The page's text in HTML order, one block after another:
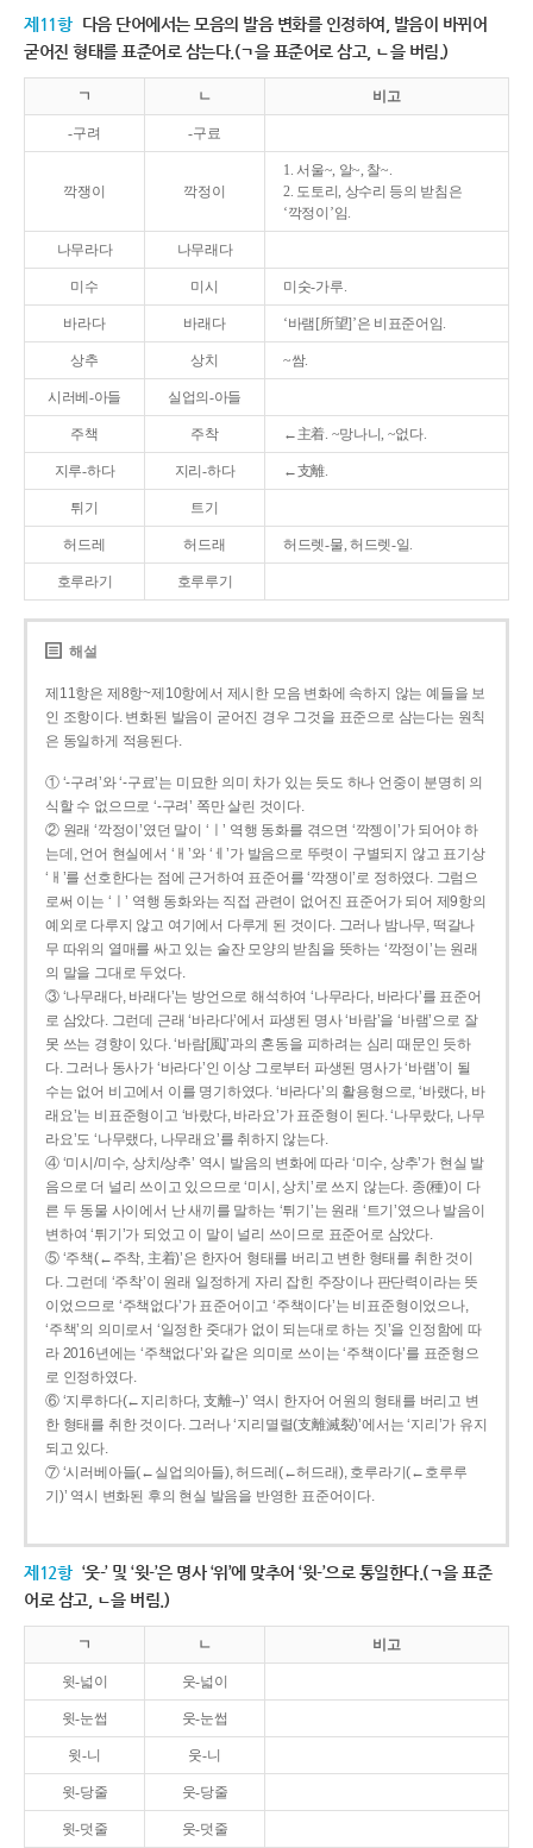
제11항 다음 단어에서는 모음의 발음 변화를 인정하여, 발음이 바뀌어
굳어진 형태를 표준어로 삼는다.(ㄱ을 표준어로 삼고, ㄴ을 버림.)
ㄱ ㄴ 비고
-구려 -구료
깍쟁이 깍정이
1. 서울~, 알~, 찰~.
2. 도토리, 상수리 등의 받침은
‘깍정이’임.
나무라다 나무래다
미수 미시 미숫-가루.
바라다 바래다 ‘바램[所望]’은 비표준어임.
상추 상치 ~쌈.
시러베-아들 실업의-아들
주책 주착 ←主着. ~망나니, ~없다.
지루-하다 지리-하다 ←支離.
튀기 트기
허드레 허드래 허드렛-물, 허드렛-일.
호루라기 호루루기
해설
제11항은 제8항~제10항에서 제시한 모음 변화에 속하지 않는 예들을 보
인 조항이다. 변화된 발음이 굳어진 경우 그것을 표준으로 삼는다는 원칙
은 동일하게 적용된다.
① ‘-구려’와 ‘-구료’는 미묘한 의미 차가 있는 듯도 하나 언중이 분명히 의
식할 수 없으므로 ‘-구려’ 쪽만 살린 것이다.
② 원래 ‘깍정이’였던 말이 ‘ㅣ’ 역행 동화를 겪으면 ‘깍젱이’가 되어야 하
는데, 언어 현실에서 ‘ㅐ’와 ‘ㅔ’가 발음으로 뚜렷이 구별되지 않고 표기상
‘ㅐ’를 선호한다는 점에 근거하여 표준어를 ‘깍쟁이’로 정하였다. 그럼으
로써 이는 ‘ㅣ’ 역행 동화와는 직접 관련이 없어진 표준어가 되어 제9항의
예외로 다루지 않고 여기에서 다루게 된 것이다. 그러나 밤나무, 떡갈나
무 따위의 열매를 싸고 있는 술잔 모양의 받침을 뜻하는 ‘깍정이’는 원래
의 말을 그대로 두었다.
③ ‘나무래다, 바래다’는 방언으로 해석하여 ‘나무라다, 바라다’를 표준어
로 삼았다. 그런데 근래 ‘바라다’에서 파생된 명사 ‘바람’을 ‘바램’으로 잘
못 쓰는 경향이 있다. ‘바람[風]’과의 혼동을 피하려는 심리 때문인 듯하
다. 그러나 동사가 ‘바라다’인 이상 그로부터 파생된 명사가 ‘바램’이 될
수는 없어 비고에서 이를 명기하였다. ‘바라다’의 활용형으로, ‘바랬다, 바
래요’는 비표준형이고 ‘바랐다, 바라요’가 표준형이 된다. ‘나무랐다, 나무
라요’도 ‘나무랬다, 나무래요’를 취하지 않는다.
④ ‘미시/미수, 상치/상추’ 역시 발음의 변화에 따라 ‘미수, 상추’가 현실 발
음으로 더 널리 쓰이고 있으므로 ‘미시, 상치’로 쓰지 않는다. 종(種)이 다
른 두 동물 사이에서 난 새끼를 말하는 ‘튀기’는 원래 ‘트기’였으나 발음이
변하여 ‘튀기’가 되었고 이 말이 널리 쓰이므로 표준어로 삼았다.
⑤ ‘주책(←주착, 主着)’은 한자어 형태를 버리고 변한 형태를 취한 것이
다. 그런데 ‘주착’이 원래 일정하게 자리 잡힌 주장이나 판단력이라는 뜻
이었으므로 ‘주책없다’가 표준어이고 ‘주책이다’는 비표준형이었으나,
‘주책’의 의미로서 ‘일정한 줏대가 없이 되는대로 하는 짓’을 인정함에 따
라 2016년에는 ‘주책없다’와 같은 의미로 쓰이는 ‘주책이다’를 표준형으
로 인정하였다.
⑥ ‘지루하다(←지리하다, 支離--)’ 역시 한자어 어원의 형태를 버리고 변
한 형태를 취한 것이다. 그러나 ‘지리멸렬(支離滅裂)’에서는 ‘지리’가 유지
되고 있다.
⑦ ‘시러베아들(←실업의아들), 허드레(←허드래), 호루라기(←호루루
기)’ 역시 변화된 후의 현실 발음을 반영한 표준어이다.
제12항 ‘웃-’ 및 ‘윗-’은 명사 ‘위’에 맞추어 ‘윗-’으로 통일한다.(ㄱ을 표준
어로 삼고, ㄴ을 버림.)
ㄱ ㄴ 비고
윗-넓이 웃-넓이
윗-눈썹 웃-눈썹
윗-니 웃-니
윗-당줄 웃-당줄
윗-덧줄 웃-덧줄